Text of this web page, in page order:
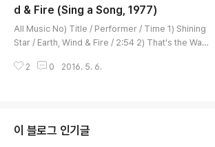
10) Don't Speak / No Doubt / 4:23 11) You Can D
d & Fire (Sing a Song, 1977)
All Music No) Title / Performer / Time 1) Shining
Star / Earth, Wind & Fire / 2:54 2) That's the Way
roove / Earth, Wind & Fire / 5:36 4) Reasons / Ea
My Life / Earth, Wind & Fire / 4:05 8) Sing a So..
2 0 2016. 5. 6.
이 블로그 인기글